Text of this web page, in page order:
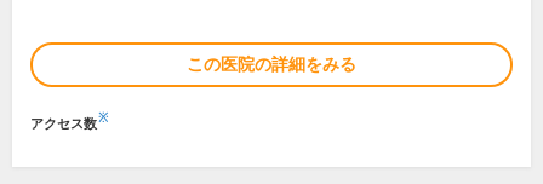
この医院の詳細をみる
アクセス数※